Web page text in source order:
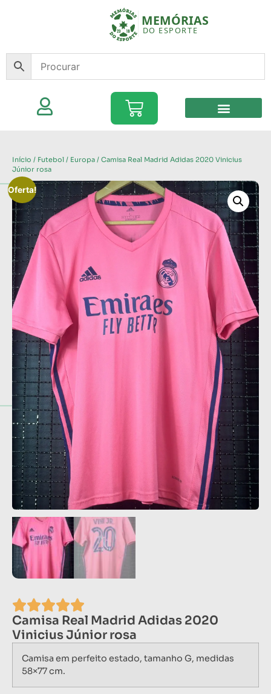
Início / Futebol / Europa / Camisa Real Madrid Adidas 2020 Vinicius
Júnior rosa
Oferta!
Camisa Real Madrid Adidas 2020
Vinicius Júnior rosa
Camisa em perfeito estado, tamanho G, medidas
58×77 cm.